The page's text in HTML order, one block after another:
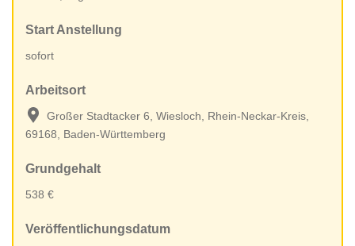
Start Anstellung
sofort
Arbeitsort
Großer Stadtacker 6, Wiesloch, Rhein-Neckar-Kreis,
69168, Baden-Württemberg
Grundgehalt
538 €
Veröffentlichungsdatum